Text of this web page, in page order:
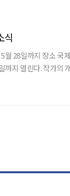
식
까지 열린다. 작가의